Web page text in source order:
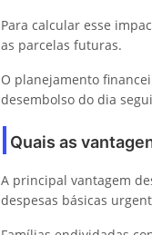
Para calcular esse
as parcelas futuras.
O planejamento
desembolso do dia
Quais as
A principal vantagem
despesas básicas